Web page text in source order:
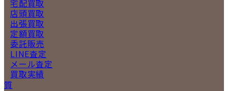
宅配買取
店頭買取
出張買取
定額買取
委託販売
LINE査定
メール査定
買取実績
質